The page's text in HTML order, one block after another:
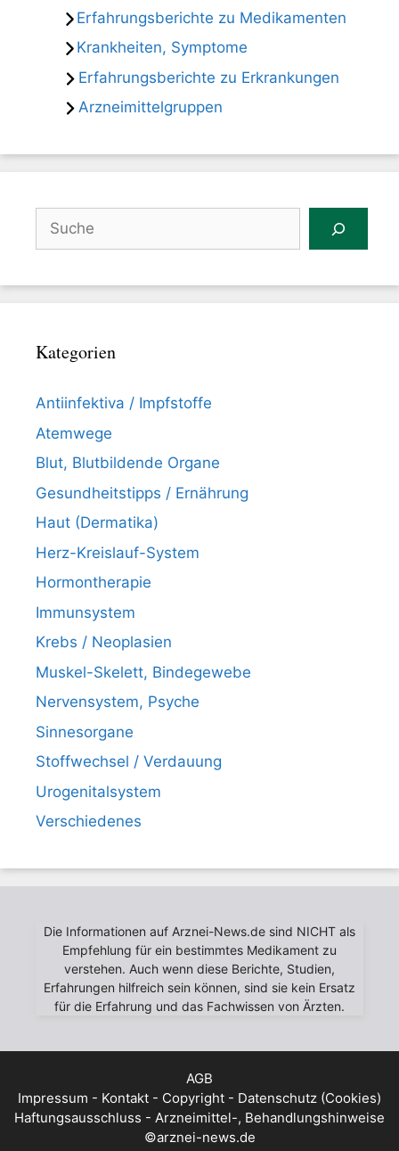
Erfahrungsberichte zu Medikamenten
Krankheiten, Symptome
Erfahrungsberichte zu Erkrankungen
Arzneimittelgruppen
Suchen
Kategorien
Antiinfektiva / Impfstoffe
Atemwege
Blut, Blutbildende Organe
Gesundheitstipps / Ernährung
Haut (Dermatika)
Herz-Kreislauf-System
Hormontherapie
Immunsystem
Krebs / Neoplasien
Muskel-Skelett, Bindegewebe
Nervensystem, Psyche
Sinnesorgane
Stoffwechsel / Verdauung
Urogenitalsystem
Verschiedenes
Die Informationen auf Arznei-News.de sind NICHT als
Empfehlung für ein bestimmtes Medikament zu
verstehen. Auch wenn diese Berichte, Studien,
Erfahrungen hilfreich sein können, sind sie kein Ersatz
für die Erfahrung und das Fachwissen von Ärzten.
AGB
Impressum - Kontakt - Copyright - Datenschutz (Cookies)
Haftungsausschluss - Arzneimittel-, Behandlungshinweise
©arznei-news.de